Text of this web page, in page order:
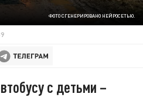
ФОТО СГЕНЕРИРОВАНО НЕЙРОСЕТЬЮ.
с детьми –